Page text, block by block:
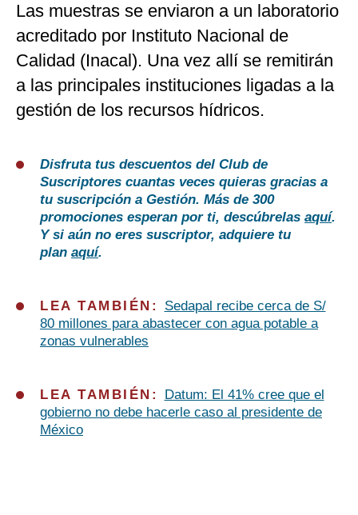
Las muestras se enviaron a un laboratorio
acreditado por Instituto Nacional de
Calidad (Inacal). Una vez allí se remitirán
a las principales instituciones ligadas a la
gestión de los recursos hídricos.
Disfruta tus descuentos del Club de
Suscriptores cuantas veces quieras gracias a
tu suscripción a Gestión. Más de 300
promociones esperan por ti, descúbrelas aquí.
Y si aún no eres suscriptor, adquiere tu
plan aquí.
LEA TAMBIÉN: Sedapal recibe cerca de S/
80 millones para abastecer con agua potable a
zonas vulnerables
LEA TAMBIÉN:
Datum: El 41% cree que el
gobierno no debe hacerle caso al presidente de
México